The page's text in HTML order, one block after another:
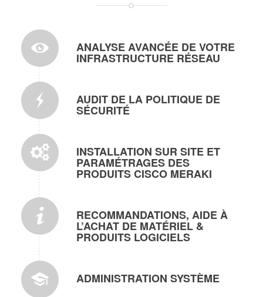
ANALYSE AVANCÉE DE VOTRE
INFRASTRUCTURE RÉSEAU
AUDIT DE LA POLITIQUE DE
SÉCURITÉ
INSTALLATION SUR SITE ET
PARAMÉTRAGES DES
PRODUITS CISCO MERAKI
RECOMMANDATIONS, AIDE À
L’ACHAT DE MATÉRIEL &
PRODUITS LOGICIELS
ADMINISTRATION SYSTÈME